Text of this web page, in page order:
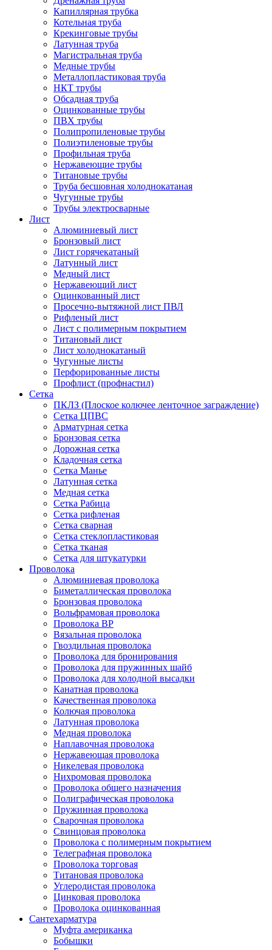
Капиллярная трубка
Котельная труба
Крекинговые трубы
Латунная труба
Магистральная труба
Медные трубы
Металлопластиковая труба
НКТ трубы
Обсадная труба
Оцинкованные трубы
ПВХ трубы
Полипропиленовые трубы
Полиэтиленовые трубы
Профильная труба
Нержавеющие трубы
Титановые трубы
Труба бесшовная холоднокатаная
Чугунные трубы
Трубы электросварные
Лист
Алюминиевый лист
Бронзовый лист
Лист горячекатаный
Латунный лист
Медный лист
Нержавеющий лист
Оцинкованный лист
Просечно-вытяжной лист ПВЛ
Рифленый лист
Лист с полимерным покрытием
Титановый лист
Лист холоднокатаный
Чугунные листы
Перфорированные листы
Профлист (профнастил)
Сетка
ПКЛЗ (Плоское колючее ленточное заграждение)
Сетка ЦПВС
Арматурная сетка
Бронзовая сетка
Дорожная сетка
Кладочная сетка
Сетка Манье
Латунная сетка
Медная сетка
Сетка Рабица
Сетка рифленая
Сетка сварная
Сетка стеклопластиковая
Сетка тканая
Сетка для штукатурки
Проволока
Алюминиевая проволока
Биметаллическая проволока
Бронзовая проволока
Вольфрамовая проволока
Проволока ВР
Вязальная проволока
Гвоздильная проволока
Проволока для бронирования
Проволока для пружинных шайб
Проволока для холодной высадки
Канатная проволока
Качественная проволока
Колючая проволока
Латунная проволока
Медная проволока
Наплавочная проволока
Нержавеющая проволока
Никелевая проволока
Нихромовая проволока
Проволока общего назначения
Полиграфическая проволока
Пружинная проволока
Сварочная проволока
Свинцовая проволока
Проволока с полимерным покрытием
Телеграфная проволока
Проволока торговая
Титановая проволока
Углеродистая проволока
Цинковая проволока
Проволока оцинкованная
Сантехарматура
Муфта американка
Бобышки